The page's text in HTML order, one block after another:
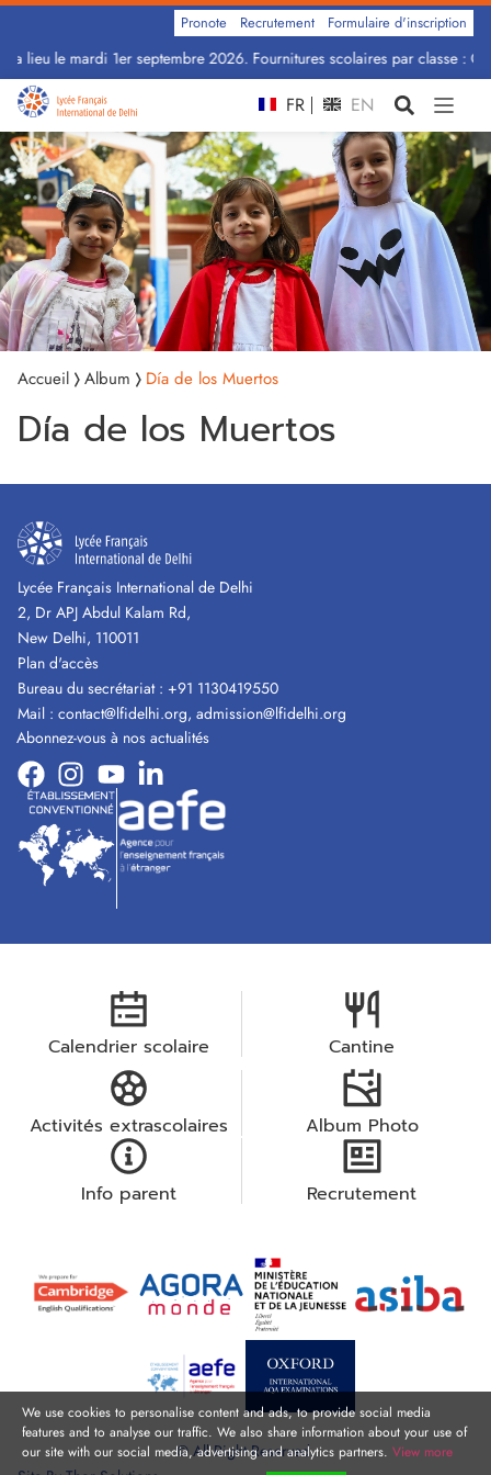
lieu le mardi 1er septembre 2026. Fournitures scolaires par classe :
Pronote Recrutement Formulaire d'inscription
FR EN
Accueil Album Día de los Muertos
Día de los Muertos
Lycée Français International de Delhi
2, Dr APJ Abdul Kalam Rd,
New Delhi, 110011
Plan d'accès
Bureau du secrétariat : +91 1130419550
Mail : contact@lfidelhi.org, admission@lfidelhi.org
Abonnez-vous à nos actualités
Calendrier scolaire Cantine
Activités extrascolaires Album Photo
Info parent Recrutement
© All Right Reserved.
We use cookies to personalise content and ads, to provide social media
features and to analyse our traffic. We also share information about your use of
our site with our social media, advertising and analytics partners. View more